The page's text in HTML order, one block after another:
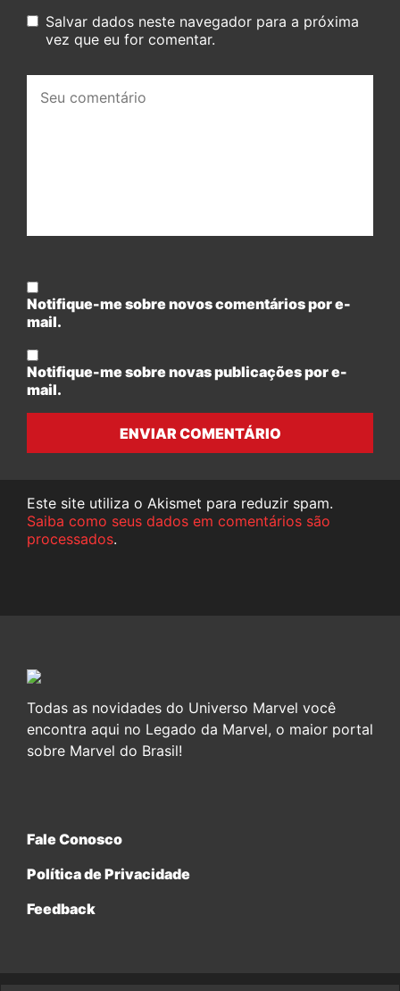
Salvar dados neste navegador para a próxima
vez que eu for comentar.
comentário:
Notifique-me sobre novos comentários por e-
mail.
Notifique-me sobre novas publicações por e-
mail.
ENVIAR COMENTÁRIO
Este site utiliza o Akismet para reduzir spam.
Saiba como seus dados em comentários são
processados.
Todas as novidades do Universo Marvel você
encontra aqui no Legado da Marvel, o maior portal
sobre Marvel do Brasil!
Fale Conosco
Política de Privacidade
Feedback